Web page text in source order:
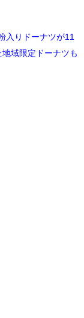
入りドーナツが11
域限定ドーナツも